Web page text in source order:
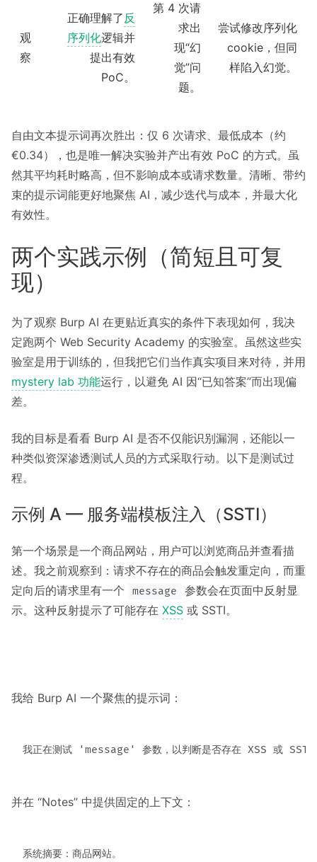
观
察
正确理解了反
序列化逻辑并
提出有效
PoC。
第 4 次请
求出
现“幻
觉”问
题。
尝试修改序列化
cookie，但同
样陷入幻觉。
自由文本提示词再次胜出：仅 6 次请求、最低成本（约
€0.34），也是唯一解决实验并产出有效 PoC 的方式。虽
然其平均耗时略高，但不影响成本或请求数量。清晰、带约
束的提示词能更好地聚焦 AI，减少迭代与成本，并最大化
有效性。
两个实践示例（简短且可复
现）
为了观察 Burp AI 在更贴近真实的条件下表现如何，我决
定跑两个 Web Security Academy 的实验室。虽然这些实
验室是用于训练的，但我把它们当作真实项目来对待，并用
mystery lab 功能运行，以避免 AI 因“已知答案”而出现偏
差。
我的目标是看看 Burp AI 是否不仅能识别漏洞，还能以一
种类似资深渗透测试人员的方式采取行动。以下是测试过
程。
示例 A — 服务端模板注入（SSTI）
第一个场景是一个商品网站，用户可以浏览商品并查看描
述。我之前观察到：请求不存在的商品会触发重定向，而重
定向后的请求里有一个
message
参数会在页面中反射显
示。这种反射提示了可能存在 XSS 或 SSTI。
我给 Burp AI 一个聚焦的提示词：
并在 “Notes” 中提供固定的上下文：
系统摘要：商品网站。